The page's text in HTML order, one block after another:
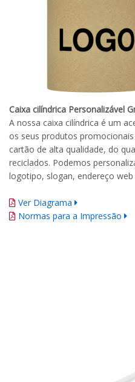
Caixa cilíndrica Personalizável
A nossa caixa cilíndrica é um
os seus produtos
cartão de alta qualidade, do
reciclados. Podemos
logotipo, slogan, endereço
Ver Diagrama
Normas para a Impressão